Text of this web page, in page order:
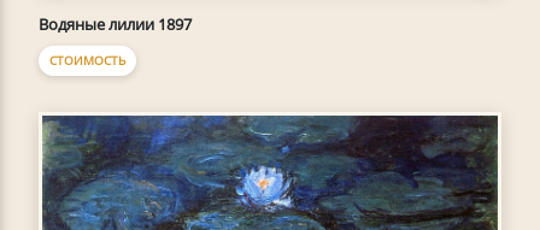
Водяные лилии 1897
СТОИМОСТЬ